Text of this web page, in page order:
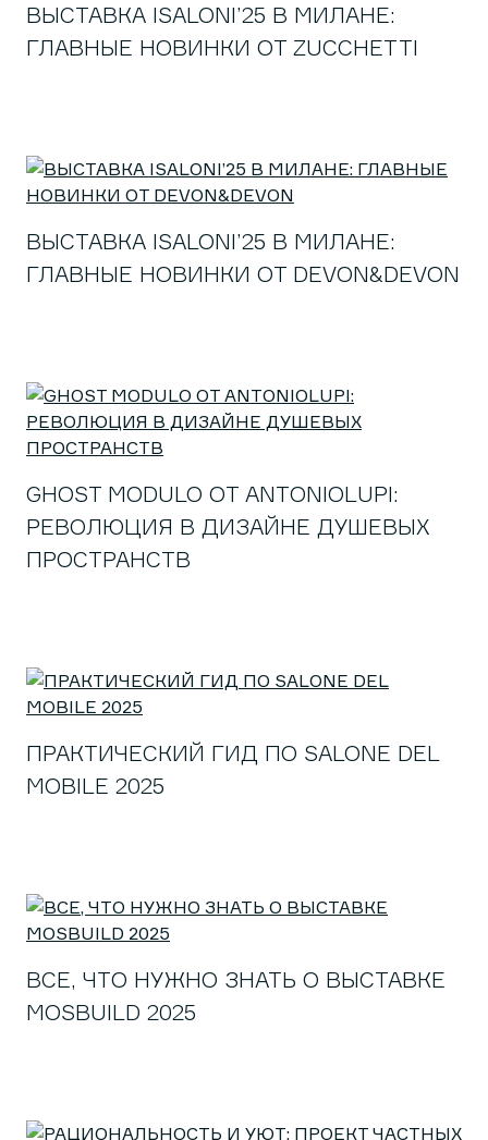
ВЫСТАВКА ISALONI’25 В МИЛАНЕ:
ГЛАВНЫЕ НОВИНКИ ОТ ZUCCHETTI
ВЫСТАВКА ISALONI’25 В МИЛАНЕ:
ГЛАВНЫЕ НОВИНКИ ОТ DEVON&DEVON
GHOST MODULO ОТ ANTONIOLUPI:
РЕВОЛЮЦИЯ В ДИЗАЙНЕ ДУШЕВЫХ
ПРОСТРАНСТВ
ПРАКТИЧЕСКИЙ ГИД ПО SALONE DEL
MOBILE 2025
ВСЕ, ЧТО НУЖНО ЗНАТЬ О ВЫСТАВКЕ
MOSBUILD 2025